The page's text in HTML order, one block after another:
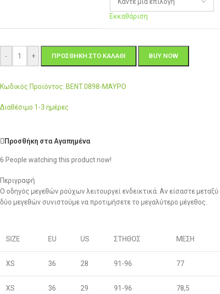
Εκκαθάριση
- + ΠΡΟΣΘΉΚΗ ΣΤΟ ΚΑΛΆΘΙ BUY NOW
Κωδικός Προϊόντος: BENT.0898-ΜΑΥΡΟ
Διαθέσιμο 1-3 ημέρες
Προσθήκη στα Αγαπημένα
6 People watching this product now!
Περιγραφή
Ο οδηγός μεγεθών ρούχων λειτουργεί ενδεικτικά. Αν είσαστε μεταξύ
δύο μεγεθών συνιστούμε να προτιμήσετε το μεγαλύτερο μέγεθος.
SIZE EU US ΣΤΗΘΟΣ ΜΕΣΗ
XS 36 28 91-96 77
XS 36 29 91-96 78,5